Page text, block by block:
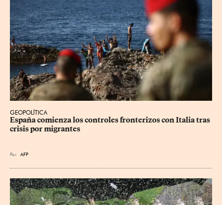
GEOPOLÍTICA
España comienza los controles fronterizos con Italia tras
crisis por migrantes
Por AFP